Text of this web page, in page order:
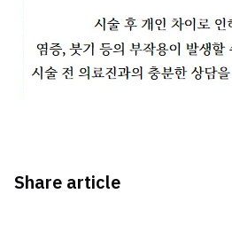
Share article